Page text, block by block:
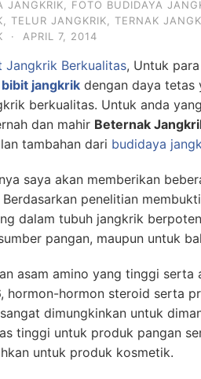
JANGKRIK FOTO BUDIDAYA
TELUR JANGKRIK TERNAK
· APRIL 7, 2014
Jangkrik Berkualitas, Untuk para
bibit jangkrik dengan daya tetas
berkualitas. Untuk anda
dan mahir Beternak
tambahan dari budidaya
saya akan memberikan
Berdasarkan penelitian
dalam tubuh jangkrik
pangan, maupun untuk
asam amino yang tinggi serta
hormon-hormon steroid serta
sangat dimungkinkan untuk
tinggi untuk produk pangan
untuk produk kosmetik.